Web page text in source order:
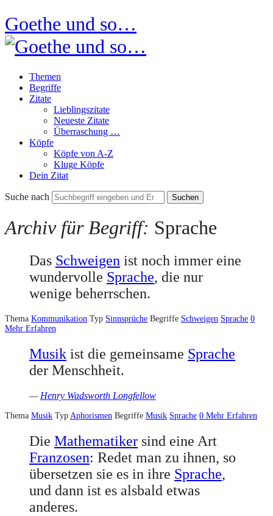
Goethe und so…
Themen
Begriffe
Zitate
Lieblingszitate
Neueste Zitate
Überraschung …
Köpfe
Köpfe von A-Z
Kluge Köpfe
Dein Zitat
Suche nach
Archiv für Begriff: Sprache
Das Schweigen ist noch immer eine
wundervolle Sprache, die nur
wenige beherrschen.
Thema Kommunikation Typ Sinnsprüche Begriffe Schweigen Sprache 0
Mehr Erfahren
Musik ist die gemeinsame Sprache
der Menschheit.
—Henry Wadsworth Longfellow
Thema Musik Typ Aphorismen Begriffe Musik Sprache 0 Mehr Erfahren
Die Mathematiker sind eine Art
Franzosen: Redet man zu ihnen, so
übersetzen sie es in ihre Sprache,
und dann ist es alsbald etwas
anderes.